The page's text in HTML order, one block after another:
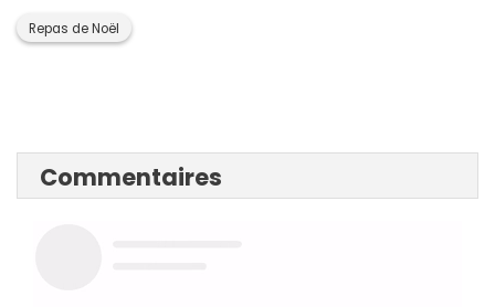
Repas de Noël
Commentaires